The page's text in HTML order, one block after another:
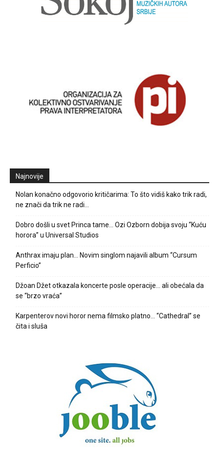
Najnovije
Nolan konačno odgovorio kritičarima: To što vidiš kako trik radi,
ne znači da trik ne radi…
Dobro došli u svet Princa tame… Ozi Ozborn dobija svoju “Kuću
horora” u Universal Studios
Anthrax imaju plan… Novim singlom najavili album “Cursum
Perficio”
Džoan Džet otkazala koncerte posle operacije… ali obećala da
se “brzo vraća”
Karpenterov novi horor nema filmsko platno… “Cathedral” se
čita i sluša